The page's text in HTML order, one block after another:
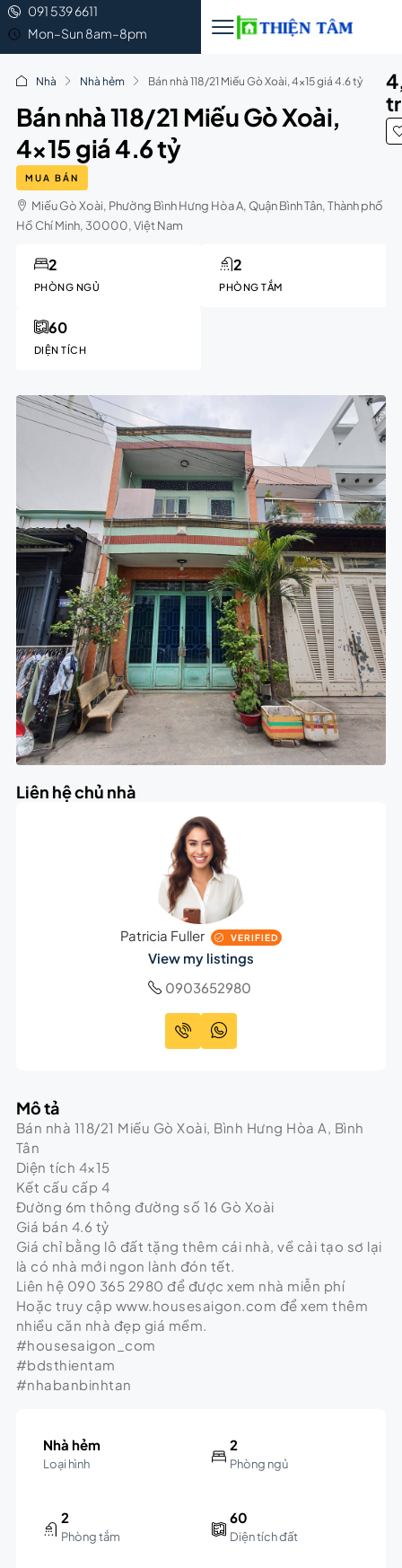
091 539 6611
Mon–Sun 8am–8pm
Nhà Nhà hẻm Bán nhà 118/21 Miếu Gò Xoài, 4×15 giá 4.6 tỷ
Bán nhà 118/21 Miếu Gò Xoài,
4×15 giá 4.6 tỷ
MUA BÁN
Miếu Gò Xoài, Phường Bình Hưng Hòa A, Quận Bình Tân, Thành phố
Hồ Chí Minh, 30000, Việt Nam
PHÒNG NGỦ
2
PHÒNG TẮM
2
DIỆN TÍCH
60
Liên hệ chủ nhà
Patricia Fuller VERIFIED
View my listings
0903652980
Mô tả
Bán nhà 118/21 Miếu Gò Xoài, Bình Hưng Hòa A, Bình
Tân
Diện tích 4×15
Kết cấu cấp 4
Đường 6m thông đường số 16 Gò Xoài
Giá bán 4.6 tỷ
Giá chỉ bằng lô đất tặng thêm cái nhà, về cải tạo sơ lại
là có nhà mới ngon lành đón tết.
Liên hệ 090 365 2980 để được xem nhà miễn phí
Hoặc truy cập www.housesaigon.com để xem thêm
nhiều căn nhà đẹp giá mềm.
#housesaigon_com
#bdsthientam
#nhabanbinhtan
Nhà hẻm
Loại hình
2
Phòng ngủ
2
Phòng tắm
60
Diện tích đất